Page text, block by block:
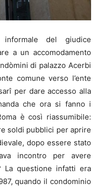
informale del giudice
a un accomodamento
di palazzo Acerbi
comune verso l’ente
per dare accesso alla
che ora si fanno i
è così riassumibile:
soldi pubblici per aprire
dopo essere stato
incontro per avere
La questione infatti era
quando il condominio